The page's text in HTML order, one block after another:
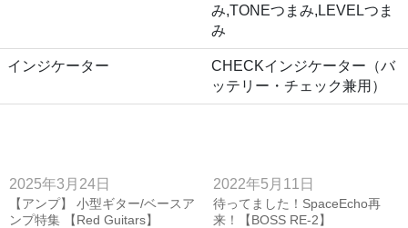
み,TONEつまみ,LEVELつま
み
インジケーター
CHECKインジケーター（バ
ッテリー・チェック兼用）
2025年3月24日
【アンプ】 小型ギター/ベースア
ンプ特集 【Red Guitars】
2022年5月11日
待ってました！SpaceEcho再
来！【BOSS RE-2】